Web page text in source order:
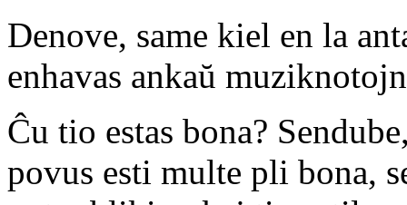
Denove, same kiel en la
enhavas ankaŭ
Ĉu tio estas bona?
povus esti multe pli bona,